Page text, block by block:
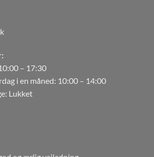
– 17:30
i en måned: 10:00 – 14:00
Lukket